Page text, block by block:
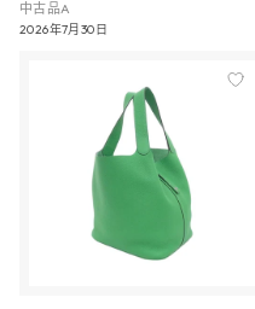
中古品A
2026年7月30日